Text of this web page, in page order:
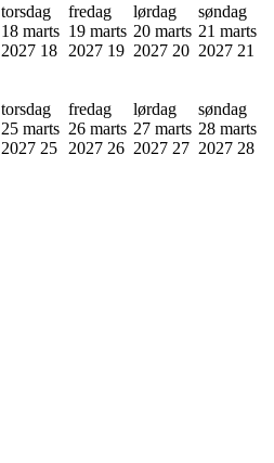
torsdag
18 marts
2027 18
fredag
19 marts
2027 19
lørdag
20 marts
2027 20
søndag
21 marts
2027 21
torsdag
25 marts
2027 25
fredag
26 marts
2027 26
lørdag
27 marts
2027 27
søndag
28 marts
2027 28